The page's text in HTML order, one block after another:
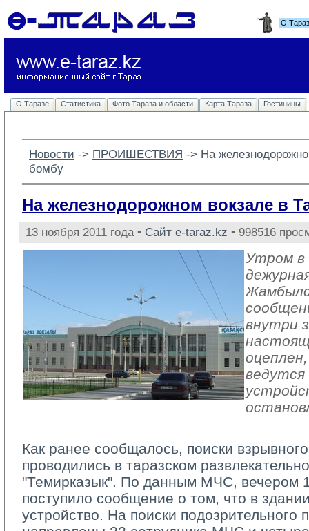
О
О Таразе Статистика Фото Тараза и области Карта Тараза Гостиницы
Новости -> ПРОИШЕСТВИЯ -> На
бомбу
На железнодорожном вокзале в
13 ноября 2011 года • Сайт e-taraz.kz • 998516
Утром в
внутри
ведутся
Как ранее сообщалось, поиски
проводились в таразском
"Темирказык". По данным МЧС, вечером
поступило сообщение о том, что в
устройство. На поиски подозрительного